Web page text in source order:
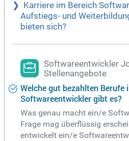
Karriere im Bereich
Aufstiegs- und
bieten sich?
Softwareentwickler
Stellenangebote
Welche gut bezahlten Berufe
Softwareentwickler gibt es?
Was genau macht ein/e
Frage mag überflüssig
entwickelt ein/e